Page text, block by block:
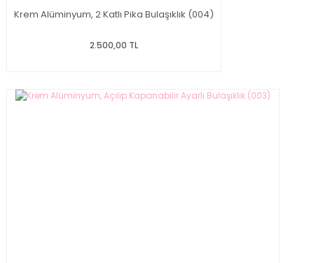
Krem Alüminyum, 2 Katlı Pika Bulaşıklık (004)
2.500,00 TL